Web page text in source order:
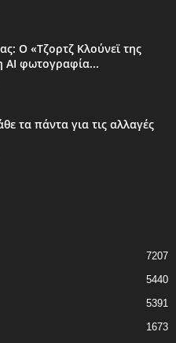
Ο «Τζορτζ Κλούνεϊ της
AI φωτογραφία...
τα πάντα για τις αλλαγές
7207
5440
5391
1673